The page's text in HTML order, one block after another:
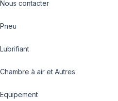
Nous contacter
Pneu
Lubrifiant
Chambre à air et Autres
Equipement